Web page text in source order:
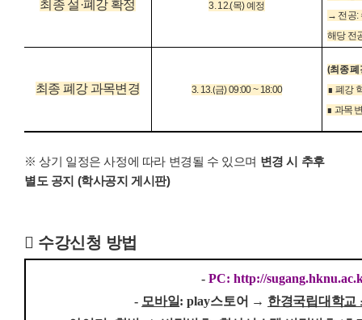
최종 설 ·폐강 확정 3. 12.(목)예정
→ 전공:
해당 전
최종 폐강 과목변경 3. 13.(금) 09:00 ~ 18:00
(최종 폐
∎ 폐강
∎ 과목
※상기 일정은 사정에 따라 변경될 수 있으며 변경 시 추후
별도 공지 (학사공지 게시판)
 수강신청 방법
- PC: http://
- 모바일: play스토어 → 한경국립대학교